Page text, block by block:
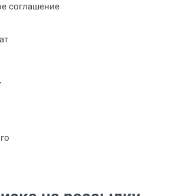
соглашение